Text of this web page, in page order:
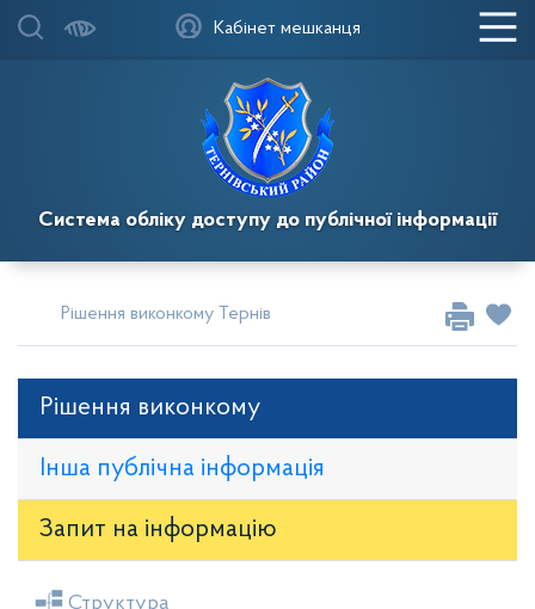
Система обліку доступу до публічної інформації
Кабінет мешканця
Рішення виконкому Тернівської районної у місті ради
Рішення виконкому
Інша публічна інформація
Запит на iнформацію
Засідання районної ради
Структура